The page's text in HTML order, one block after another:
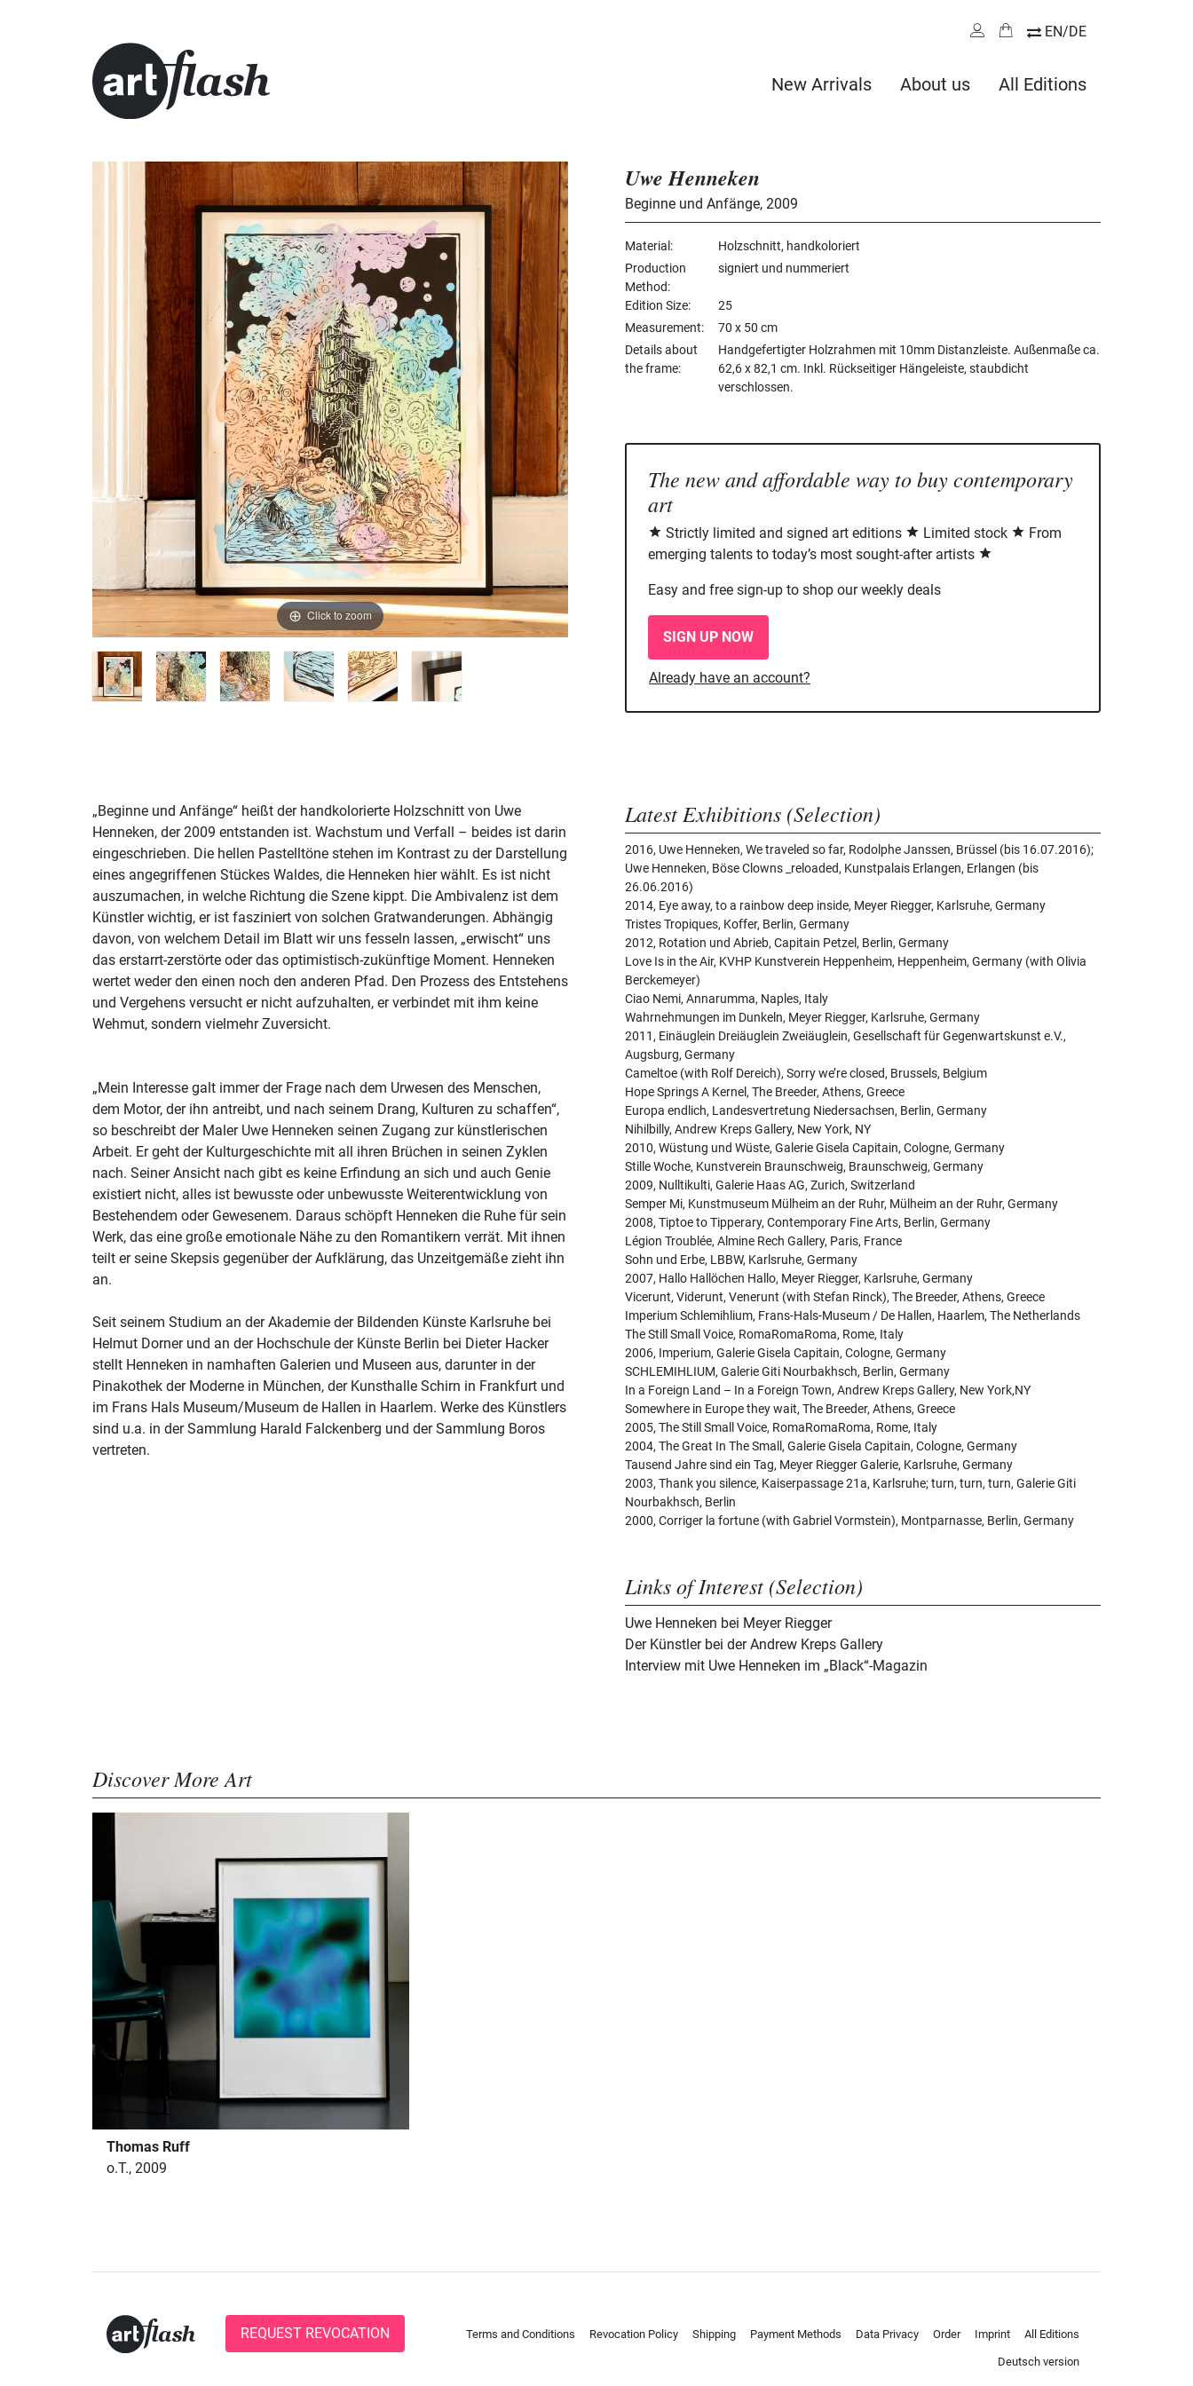
EN/DE
New Arrivals About us All Editions
Click to zoom
Uwe Henneken
Beginne und Anfänge, 2009
Material
Holzschnitt, handkoloriert
Production
Method
signiert und nummeriert
Edition Size
25
Measurement
70 x 50 cm
Details about
the frame
Handgefertigter Holzrahmen mit 10mm Distanzleiste. Außenmaße ca.
62,6 x 82,1 cm. Inkl. Rückseitiger Hängeleiste, staubdicht
verschlossen.
The new and affordable way to buy contemporary
art
Strictly limited and signed art editions Limited stock
From
emerging talents to today’s most sought-after artists
Easy and free sign-up to shop our weekly deals
SIGN UP NOW
Already have an account?
„Beginne und Anfänge“ heißt der handkolorierte Holzschnitt von Uwe
Henneken, der 2009 entstanden ist. Wachstum und Verfall – beides ist darin
eingeschrieben. Die hellen Pastelltöne stehen im Kontrast zu der Darstellung
eines angegriffenen Stückes Waldes, die Henneken hier wählt. Es ist nicht
auszumachen, in welche Richtung die Szene kippt. Die Ambivalenz ist dem
Künstler wichtig, er ist fasziniert von solchen Gratwanderungen. Abhängig
davon, von welchem Detail im Blatt wir uns fesseln lassen, „erwischt“ uns
das erstarrt-zerstörte oder das optimistisch-zukünftige Moment. Henneken
wertet weder den einen noch den anderen Pfad. Den Prozess des Entstehens
und Vergehens versucht er nicht aufzuhalten, er verbindet mit ihm keine
Wehmut, sondern vielmehr Zuversicht.
„Mein Interesse galt immer der Frage nach dem Urwesen des Menschen,
dem Motor, der ihn antreibt, und nach seinem Drang, Kulturen zu schaffen“,
so beschreibt der Maler Uwe Henneken seinen Zugang zur künstlerischen
Arbeit. Er geht der Kulturgeschichte mit all ihren Brüchen in seinen Zyklen
nach. Seiner Ansicht nach gibt es keine Erfindung an sich und auch Genie
existiert nicht, alles ist bewusste oder unbewusste Weiterentwicklung von
Bestehendem oder Gewesenem. Daraus schöpft Henneken die Ruhe für sein
Werk, das eine große emotionale Nähe zu den Romantikern verrät. Mit ihnen
teilt er seine Skepsis gegenüber der Aufklärung, das Unzeitgemäße zieht ihn
an.
Seit seinem Studium an der Akademie der Bildenden Künste Karlsruhe bei
Helmut Dorner und an der Hochschule der Künste Berlin bei Dieter Hacker
stellt Henneken in namhaften Galerien und Museen aus, darunter in der
Pinakothek der Moderne in München, der Kunsthalle Schirn in Frankfurt und
im Frans Hals Museum/Museum de Hallen in Haarlem. Werke des Künstlers
sind u.a. in der Sammlung Harald Falckenberg und der Sammlung Boros
vertreten.
Latest Exhibitions (Selection)
2016, Uwe Henneken, We traveled so far, Rodolphe Janssen, Brüssel (bis 16.07.2016);
Uwe Henneken, Böse Clowns _reloaded, Kunstpalais Erlangen, Erlangen (bis
26.06.2016)
2014, Eye away, to a rainbow deep inside, Meyer Riegger, Karlsruhe, Germany
Tristes Tropiques, Koffer, Berlin, Germany
2012, Rotation und Abrieb, Capitain Petzel, Berlin, Germany
Love Is in the Air, KVHP Kunstverein Heppenheim, Heppenheim, Germany (with Olivia
Berckemeyer)
Ciao Nemi, Annarumma, Naples, Italy
Wahrnehmungen im Dunkeln, Meyer Riegger, Karlsruhe, Germany
2011, Einäuglein Dreiäuglein Zweiäuglein, Gesellschaft für Gegenwartskunst e.V.,
Augsburg, Germany
Cameltoe (with Rolf Dereich), Sorry we’re closed, Brussels, Belgium
Hope Springs A Kernel, The Breeder, Athens, Greece
Europa endlich, Landesvertretung Niedersachsen, Berlin, Germany
Nihilbilly, Andrew Kreps Gallery, New York, NY
2010, Wüstung und Wüste, Galerie Gisela Capitain, Cologne, Germany
Stille Woche, Kunstverein Braunschweig, Braunschweig, Germany
2009, Nulltikulti, Galerie Haas AG, Zurich, Switzerland
Semper Mi, Kunstmuseum Mülheim an der Ruhr, Mülheim an der Ruhr, Germany
2008, Tiptoe to Tipperary, Contemporary Fine Arts, Berlin, Germany
Légion Troublée, Almine Rech Gallery, Paris, France
Sohn und Erbe, LBBW, Karlsruhe, Germany
2007, Hallo Hallöchen Hallo, Meyer Riegger, Karlsruhe, Germany
Vicerunt, Viderunt, Venerunt (with Stefan Rinck), The Breeder, Athens, Greece
Imperium Schlemihlium, Frans-Hals-Museum / De Hallen, Haarlem, The Netherlands
The Still Small Voice, RomaRomaRoma, Rome, Italy
2006, Imperium, Galerie Gisela Capitain, Cologne, Germany
SCHLEMIHLIUM, Galerie Giti Nourbakhsch, Berlin, Germany
In a Foreign Land – In a Foreign Town, Andrew Kreps Gallery, New York,NY
Somewhere in Europe they wait, The Breeder, Athens, Greece
2005, The Still Small Voice, RomaRomaRoma, Rome, Italy
2004, The Great In The Small, Galerie Gisela Capitain, Cologne, Germany
Tausend Jahre sind ein Tag, Meyer Riegger Galerie, Karlsruhe, Germany
2003, Thank you silence, Kaiserpassage 21a, Karlsruhe; turn, turn, turn, Galerie Giti
Nourbakhsch, Berlin
2000, Corriger la fortune (with Gabriel Vormstein), Montparnasse, Berlin, Germany
Links of Interest (Selection)
Uwe Henneken bei Meyer Riegger
Der Künstler bei der Andrew Kreps Gallery
Interview mit Uwe Henneken im „Black“-Magazin
Discover More Art
Thomas Ruff
o.T., 2009
REQUEST REVOCATION Terms and Conditions Revocation Policy Shipping Payment Methods Data Privacy Order Imprint All Editions
Deutsch version